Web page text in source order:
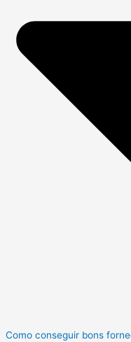
Como conseguir bons